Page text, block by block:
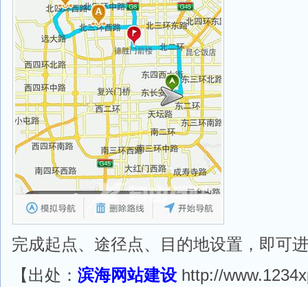
完成起点、途径点、目的地设置，即可
【出处：滨海网站建设 http://